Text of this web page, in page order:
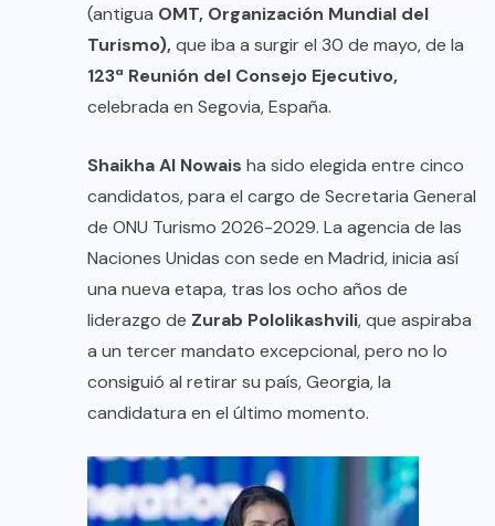
(antigua OMT, Organización Mundial del
Turismo),que iba a surgir el 30 de mayo, de la
123ª Reunión del Consejo Ejecutivo,
celebrada en Segovia, España.
Shaikha Al Nowais ha sido elegida entre cinco
candidatos, para el cargo de Secretaria General
de ONU Turismo 2026-2029. La agencia de las
Naciones Unidas con sede en Madrid, inicia así
una nueva etapa, tras los ocho años de
liderazgo de Zurab Pololikashvili, que aspiraba
a un tercer mandato excepcional, pero no lo
consiguió al retirar su país, Georgia, la
candidatura en el último momento.